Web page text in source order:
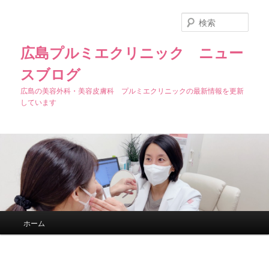
広島プルミエクリニック ニュー
スブログ
広島の美容外科・美容皮膚科 プルミエクリニックの最新情報を更新
しています
索
メインコンテンツへ移動
サブコンテンツへ移動
ホーム